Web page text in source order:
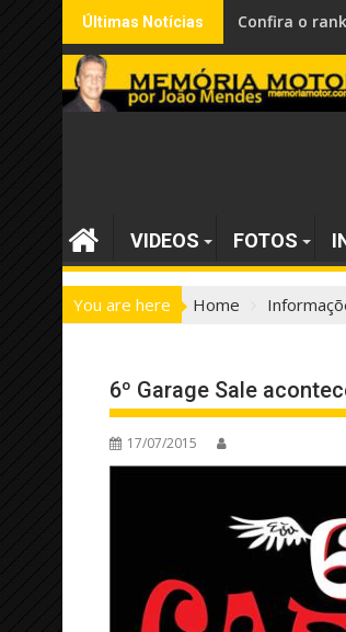
Skip
to
content
Últimas Notícias Confira o
VIDEOS FOTOS
You are here Home
6º Garage Sale
17/07/2015